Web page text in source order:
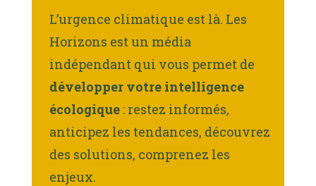
L’urgence climatique est là. Les
Horizons est un média
indépendant qui vous permet de
développer votre intelligence
écologique : restez informés,
anticipez les tendances, découvrez
des solutions, comprenez les
enjeux.